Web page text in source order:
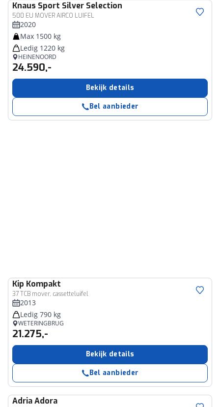
Knaus Sport Silver Selection
500 EU MOVER AIRCO LUIFEL
2020
Max 1500 kg
Ledig 1220 kg
HEINENOORD
24.590,-
Bekijk details
Bel aanbieder
Kip Kompakt
37 TCB mover, cassetteluifel
2013
Ledig 790 kg
WETERINGBRUG
21.275,-
Bekijk details
Bel aanbieder
AdriaAdora